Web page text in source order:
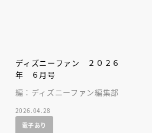
ディズニーファン ２０２６
年 ６月号
編：ディズニーファン編集部
2026.04.28
電子あり